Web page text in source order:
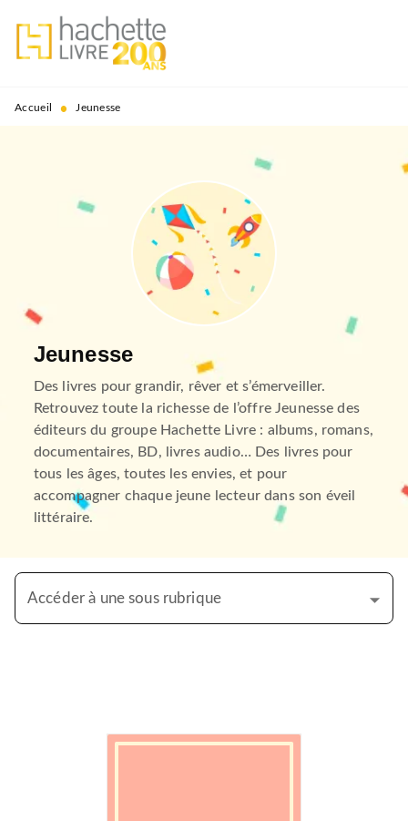
MENU RECHERCHE
PIED DE PAGE
Accueil • Jeunesse
Jeunesse
Des livres pour grandir, rêver et s’émerveiller.
Retrouvez toute la richesse de l’offre Jeunesse des
éditeurs du groupe Hachette Livre : albums, romans,
documentaires, BD, livres audio… Des livres pour
tous les âges, toutes les envies, et pour
accompagner chaque jeune lecteur dans son éveil
littéraire.
Accéder à une sous rubrique